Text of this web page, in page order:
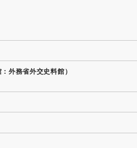
外務省外交史料館）